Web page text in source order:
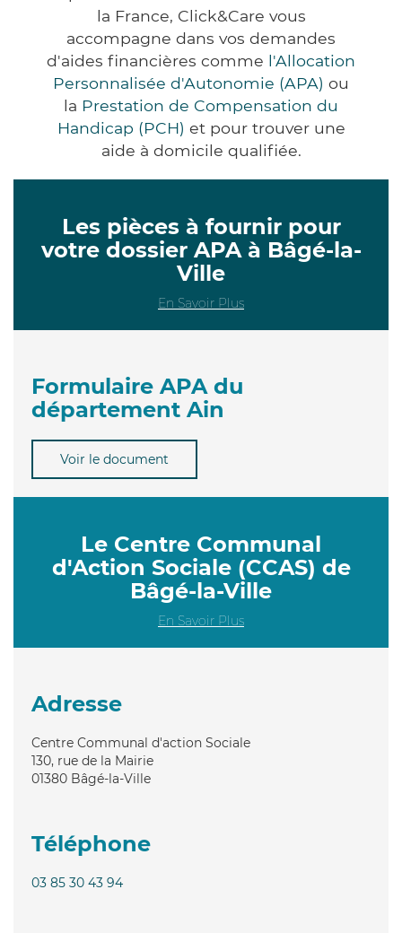
la France, Click&Care vous
accompagne dans vos demandes
d'aides financières comme l'Allocation
Personnalisée d'Autonomie (APA) ou
la Prestation de Compensation du
Handicap (PCH) et pour trouver une
aide à domicile qualifiée.
Les pièces à fournir pour
votre dossier APA à Bâgé-la-
Ville
En Savoir Plus
Formulaire APA du
département Ain
Voir le document
Le Centre Communal
d'Action Sociale (CCAS) de
Bâgé-la-Ville
En Savoir Plus
Adresse
Centre Communal d'action Sociale
130, rue de la Mairie
01380 Bâgé-la-Ville
Téléphone
03 85 30 43 94